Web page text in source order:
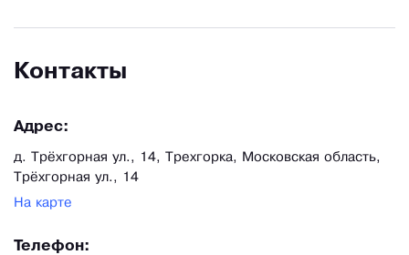
позволяет проектировать уникальные сложные
рыночным решениям.
Контакты
Адрес:
д. Трёхгорная ул., 14, Трехгорка, Московская область,
Трёхгорная ул., 14
На карте
Телефон: